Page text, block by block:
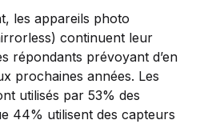
les appareils photo
continuent leur
répondants prévoyant d’en
prochaines années. Les
utilisés par 53% des
44% utilisent des capteurs